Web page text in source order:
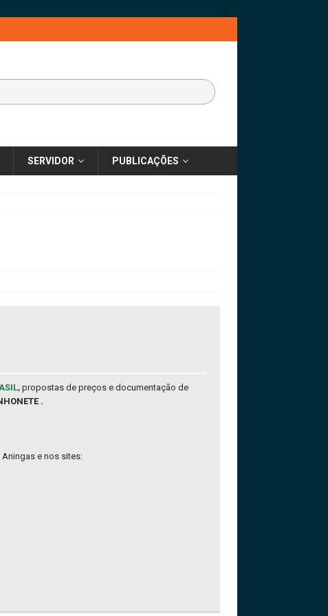
SERVIDOR PUBLICAÇÕES
propostas de preços e documentação de
.
e nos sites: